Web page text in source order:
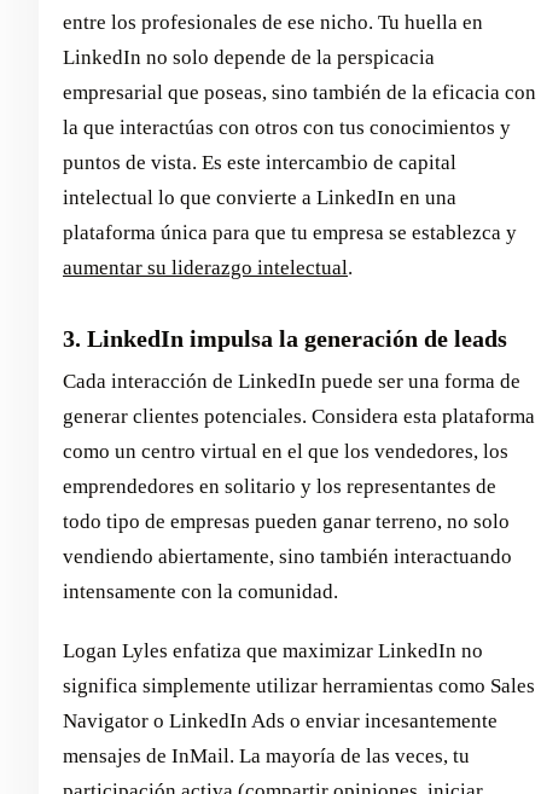
entre los profesionales de ese nicho. Tu huella en
LinkedIn no solo depende de la perspicacia
empresarial que poseas, sino también de la eficacia con
la que interactúas con otros con tus conocimientos y
puntos de vista. Es este intercambio de capital
intelectual lo que convierte a LinkedIn en una
plataforma única para que tu empresa se establezca y
aumentar su liderazgo intelectual.
3. LinkedIn impulsa la generación de leads
Cada interacción de LinkedIn puede ser una forma de
generar clientes potenciales. Considera esta plataforma
como un centro virtual en el que los vendedores, los
emprendedores en solitario y los representantes de
todo tipo de empresas pueden ganar terreno, no solo
vendiendo abiertamente, sino también interactuando
intensamente con la comunidad.
Logan Lyles enfatiza que maximizar LinkedIn no
significa simplemente utilizar herramientas como Sales
Navigator o LinkedIn Ads o enviar incesantemente
mensajes de InMail. La mayoría de las veces, tu